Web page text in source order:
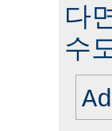
다
수